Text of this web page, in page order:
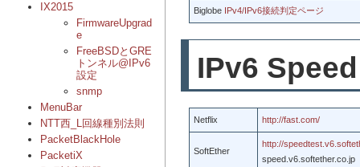
IX2015
FirmwareUpgrad
e
FreeBSDとGRE
トンネル@IPv6
設定
snmp
MenuBar
NTT西_L回線種別法則
PacketBlackHole
PacketiX
Biglobe IPv4/IPv6接続判定ページ
IPv6
Netflix http://fast.com/
SoftEther
http://
speed.v6.softether.co.jp